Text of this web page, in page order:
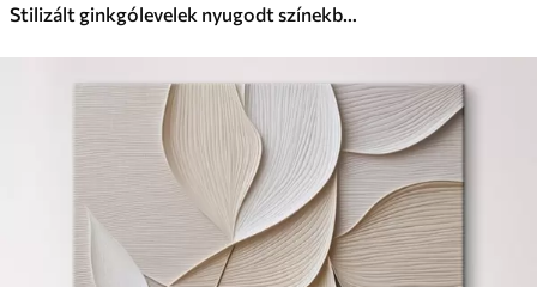
Stilizált ginkgólevelek nyugodt színekben